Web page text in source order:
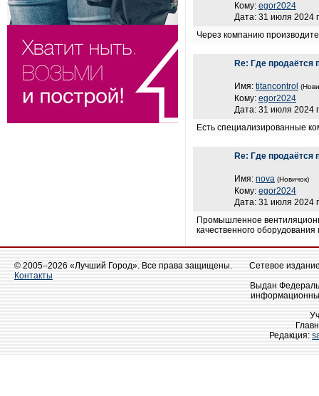
Кому: egor2024
Дата: 31 июля 2024
Через компанию
Re: Где
Имя: titancontrol
Кому: egor2024
Дата: 31 июля 2024
Есть специализированные
Re: Где
Имя: nova (Новичок)
Кому: egor2024
Дата: 31 июля 2024
Промышленное
качественного
© 2005–2026 «Лучший Город». Все права защищены.
Контакты
Сетевое
Выдан
Редакция: